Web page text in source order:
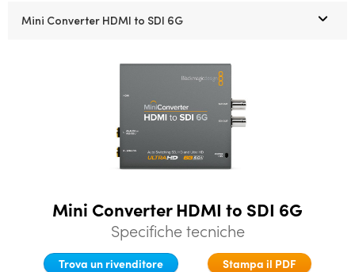
Denmark
Mini Converter HDMI to SDI 6G
Mini Converter HDMI to SDI 6G
Specifiche tecniche
Trova un rivenditore Stampa il PDF